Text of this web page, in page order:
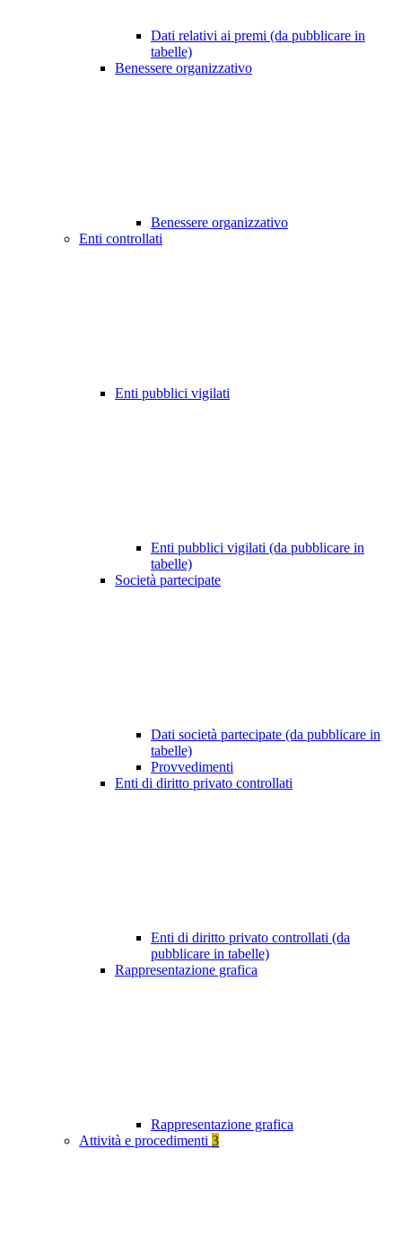
Dati relativi ai premi (da pubblicare in
tabelle)
Benessere organizzativo
Benessere organizzativo
Enti controllati
Enti pubblici vigilati
Enti pubblici vigilati (da pubblicare in
tabelle)
Società partecipate
Dati società partecipate (da pubblicare in
tabelle)
Provvedimenti
Enti di diritto privato controllati
Enti di diritto privato controllati (da
pubblicare in tabelle)
Rappresentazione grafica
Rappresentazione grafica
Attività e procedimenti 3